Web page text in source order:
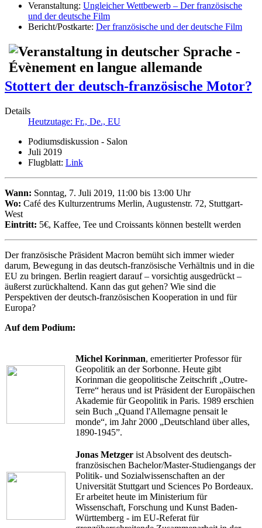
Veranstaltung: Ungleicher Wettbewerb – Der französische
und der deutsche Film
Bericht/Postkarte: Der französische und der deutsche Film
Stottert der deutsch-französische Motor?
Details
Heutzutage: Fr., De., EU
Podiumsdiskussion - Salon
Juli 2019
Flugblatt: Link
Wann: Sonntag, 7. Juli 2019, 11:00 bis 13:00 Uhr
Wo: Café des Kulturzentrums Merlin, Augustenstr. 72, Stuttgart-
West
Eintritt: 5€, Kaffee, Tee und Croissants können bestellt werden
Der französische Präsident Macron bemüht sich immer wieder
darum, Bewegung in das deutsch-französische Verhältnis und in die
EU zu bringen. Berlin reagiert darauf – vorsichtig ausgedrückt –
äußerst zurückhaltend. Kann das gut gehen? Wie sind die
Perspektiven der deutsch-französischen Kooperation in und für
Europa?
Auf dem Podium:
Michel Korinman, emeritierter Professor für
Geopolitik an der Sorbonne. Heute gibt
Korinman die geopolitische Zeitschrift „Outre-
Terre“ heraus und ist Präsident der Europäischen
Akademie für Geopolitik in Paris. 1989 erschien
sein Buch „Quand l'Allemagne pensait le
monde“, im Jahr 2000 „Deutschland über alles,
1890-1945”.
Jonas Metzger ist Absolvent des deutsch-
französischen Bachelor/Master-Studiengangs der
Politik- und Sozialwissenschaften an der
Universität Stuttgart und Sciences Po Bordeaux.
Er arbeitet heute im Ministerium für
Wissenschaft, Forschung und Kunst Baden-
Württemberg - im EU-Referat für